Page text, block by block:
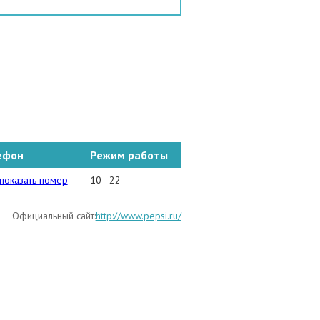
Режим работы
937-05-50
показать номер 10 - 22
Официальный сайт:http://www.pepsi.ru/